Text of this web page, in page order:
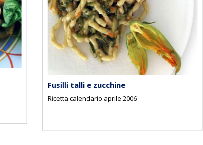
Fusilli talli e zucchine
Ricetta calendario aprile 2006